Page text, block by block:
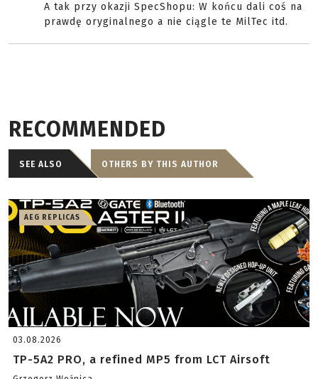
A tak przy okazji SpecShopu: W końcu dali coś na
prawdę oryginalnego a nie ciągle te MilTec itd.
RECOMMENDED
SEE ALSO OTHERS BY THIS AUTHOR
AEG REPLICAS
03.08.2026
TP-5A2 PRO, a refined MP5 from LCT Airsoft